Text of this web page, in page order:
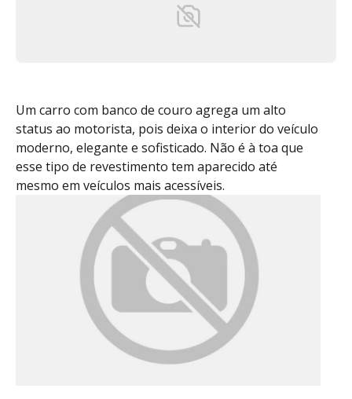
Um carro com banco de couro agrega um alto
status ao motorista, pois deixa o interior do veículo
moderno, elegante e sofisticado. Não é à toa que
esse tipo de revestimento tem aparecido até
mesmo em veículos mais acessíveis.